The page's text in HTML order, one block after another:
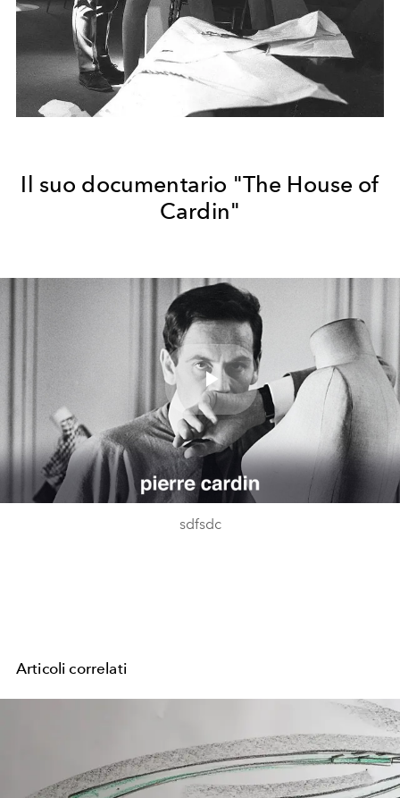
Il suo documentario "The House of
Cardin"
Play
Video
sdfsdc
Articoli correlati